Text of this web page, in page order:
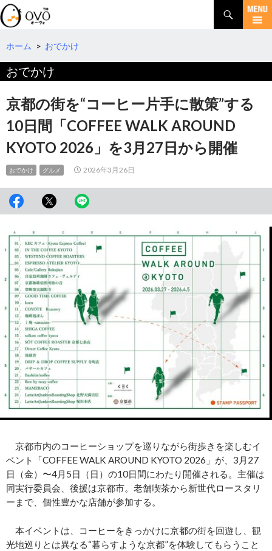
検
索
コ
テ
ツ
へ
移
動
ホーム > おでかけ
おでかけ
京都の街を“コーヒー片手に散策”する
10日間「COFFEE WALK AROUND
KYOTO 2026」を3月27日から開催
おでかけ グルメ 2026年3月26日
京都市内のコーヒーショップを巡りながら街歩きを楽しむイ
ベント「COFFEE WALK AROUND KYOTO 2026」が、3月27
日（金）〜4月5日（日）の10日間にわたり開催される。主催は
同実行委員会、後援は京都市。老舗喫茶から新世代ロースタリ
ーまで、個性豊かな店舗が参加する。
本イベントは、コーヒーをきっかけに京都の街を回遊し、観
光地巡りとは異なる“暮らすような京都”を体験してもらうこと